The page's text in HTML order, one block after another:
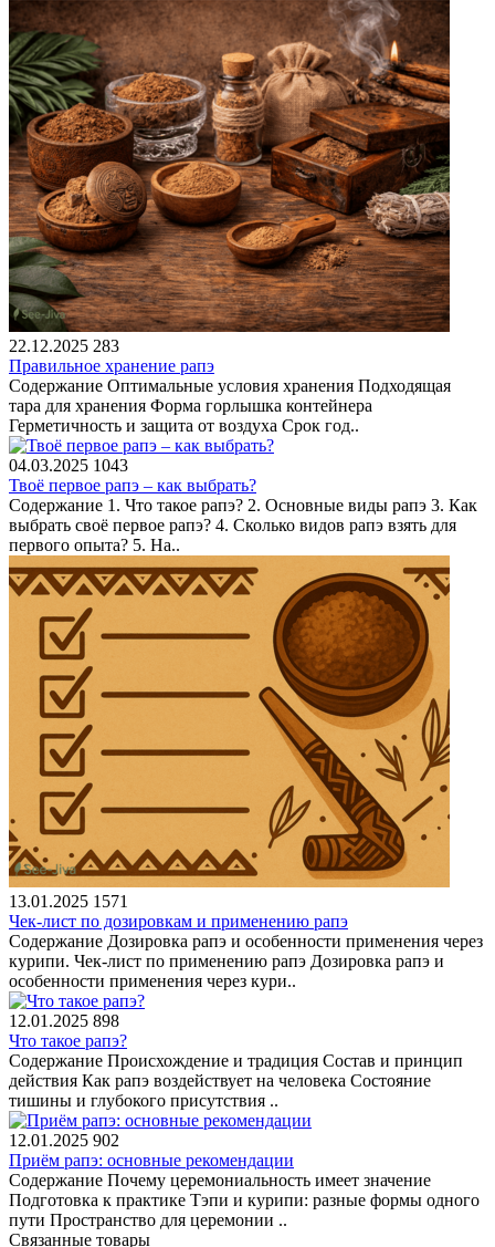
22.12.2025 283
Правильное хранение рапэ
Содержание Оптимальные условия хранения Подходящая
тара для хранения Форма горлышка контейнера
Герметичность и защита от воздуха Срок год..
04.03.2025 1043
Твоё первое рапэ – как выбрать?
Содержание 1. Что такое рапэ? 2. Основные виды рапэ 3. Как
выбрать своё первое рапэ? 4. Сколько видов рапэ взять для
первого опыта? 5. На..
13.01.2025 1571
Чек-лист по дозировкам и применению рапэ
Содержание Дозировка рапэ и особенности применения через
курипи. Чек‑лист по применению рапэ Дозировка рапэ и
особенности применения через кури..
12.01.2025 898
Что такое рапэ?
Содержание Происхождение и традиция Состав и принцип
действия Как рапэ воздействует на человека Состояние
тишины и глубокого присутствия ..
12.01.2025 902
Приём рапэ: основные рекомендации
Содержание Почему церемониальность имеет значение
Подготовка к практике Тэпи и курипи: разные формы одного
пути Пространство для церемонии ..
Связанные товары